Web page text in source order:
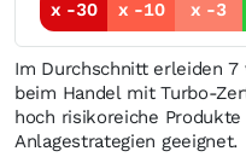
x -30
x -10 x -3
Im Durchschnitt erleiden
beim Handel mit Turbo-
hoch risikoreiche
Anlagestrategien geeignet.